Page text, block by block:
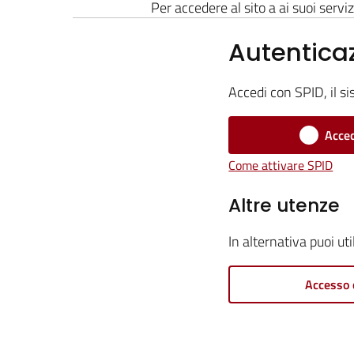
Per accedere al sito a ai suoi
Accedi con SPID, il
Come attivare SPID
Altre utenze
In alternativa puoi